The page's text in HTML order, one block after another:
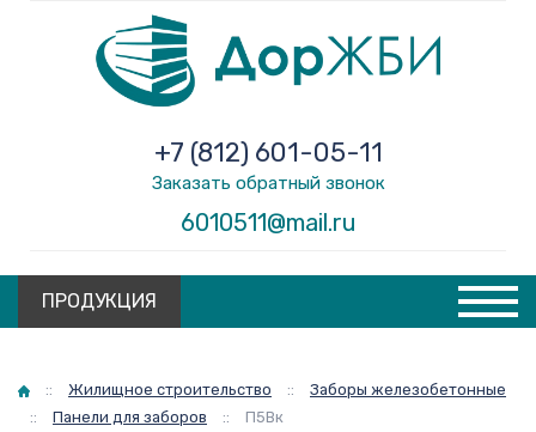
6010511@mail.ru
+7 (812) 601-05-11
Заказать обратный звонок
ПРОДУКЦИЯ
Главная
:: Жилищное строительство ::
Заборы железобетонные
::
Панели для заборов :: П5Вк